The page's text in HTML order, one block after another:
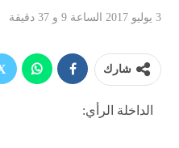
3 يوليو 2017 الساعة 9 و 37 دقيقة
شارك
الداخلة الرأي: